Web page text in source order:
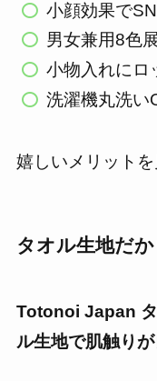
小顔効果で
男女兼用8色
小物入れにロ
洗濯機丸洗い
嬉しいメリットを
タオル生地だ
Totonoi Japan
ル生地で肌触りが